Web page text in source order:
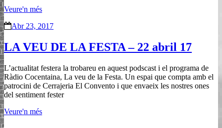
Veure'n més
Abr 23, 2017
LA VEU DE LA FESTA – 22 abril 17
L’actualitat festera la trobareu en aquest podscast i el programa de
Ràdio Cocentaina, La veu de la Festa. Un espai que compta amb el
patrocini de Cerrajeria El Convento i que envaeix les nostres ones
del sentiment fester
Veure'n més